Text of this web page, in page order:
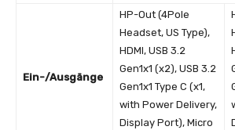
Ein-/Ausgänge
HP-Out (4Pole
Headset, US Type),
HDMI, USB 3.2
Gen1x1 (x2), USB 3.2
Gen1x1 Type C (x1,
with Power Delivery,
Display Port), Micro